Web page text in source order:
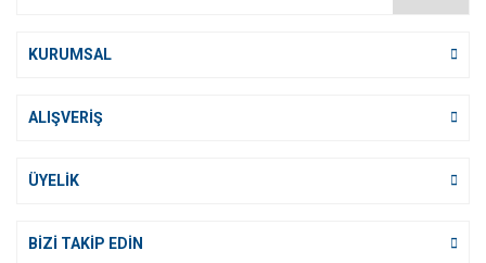
KURUMSAL
ALIŞVERİŞ
ÜYELİK
BİZİ TAKİP EDİN